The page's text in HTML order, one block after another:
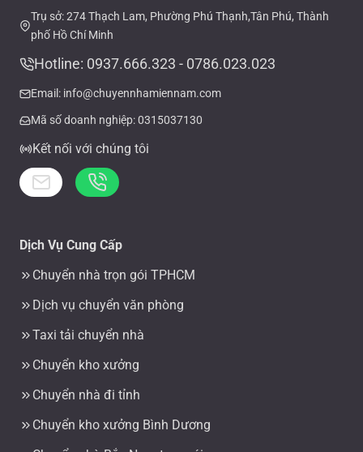
Trụ sở: 274 Thạch Lam, Phường Phú Thạnh,Tân Phú, Thành
phố Hồ Chí Minh
Hotline: 0937.666.323 - 0786.023.023
Email: info@chuyennhamiennam.com
Mã số doanh nghiệp: 0315037130
Kết nối với chúng tôi
Dịch Vụ Cung Cấp
Chuyển nhà trọn gói TPHCM
Dịch vụ chuyển văn phòng
Taxi tải chuyển nhà
Chuyển kho xưởng
Chuyển nhà đi tỉnh
Chuyển kho xưởng Bình Dương